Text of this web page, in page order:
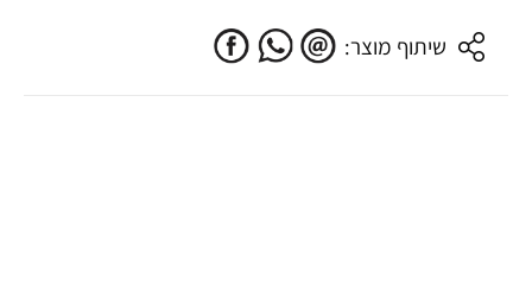
שיתוף מוצר: